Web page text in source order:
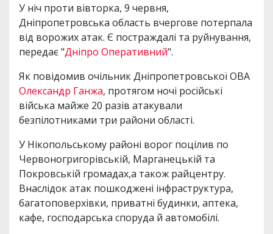
У ніч проти вівторка, 9 червня,
Дніпропетровська область вчергове потерпала
від ворожих атак. Є постраждалі та руйнування,
передає "Дніпро Оперативний".
Як повідомив очільник Дніпропетровської ОВА
Олександр Ганжа, протягом ночі російські
війська майже 20 разів атакували
безпілотниками три райони області.
У Нікопольському районі ворог поцілив по
Червоногригорівській, Марганецькій та
Покровській громадах,а також райцентру.
Внаслідок атак пошкоджені інфраструктура,
багатоповерхівки, приватні будинки, аптека,
кафе, господарська споруда й автомобілі.